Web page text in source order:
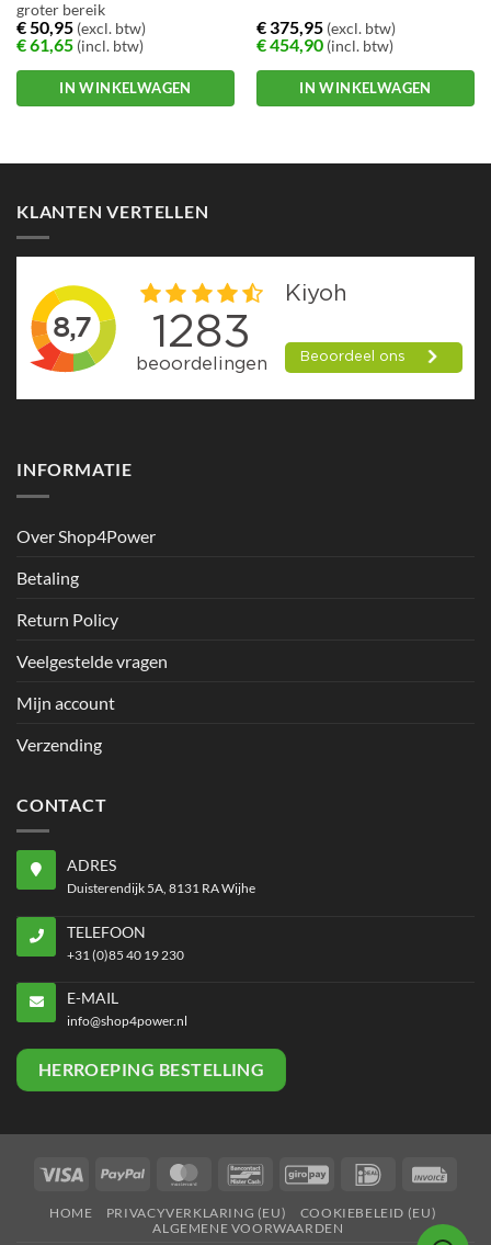
groter bereik
€50,95(excl. btw)
€61,65(incl. btw)
IN WINKELWAGEN
€375,95(excl. btw)
€454,90(incl. btw)
IN WINKELWAGEN
KLANTEN VERTELLEN
INFORMATIE
Over Shop4Power
Betaling
Return Policy
Veelgestelde vragen
Mijn account
Verzending
CONTACT
ADRES
Duisterendijk 5A, 8131 RA Wijhe
TELEFOON
+31 (0)85 40 19 230
E-MAIL
info@shop4power.nl
HERROEPING BESTELLING
Visa PayPal MasterCardBancontactGiroPay IDeal
HOME PRIVACYVERKLARING (EU)
COOKIEBELEID (EU)
ALGEMENE VOORWAARDEN